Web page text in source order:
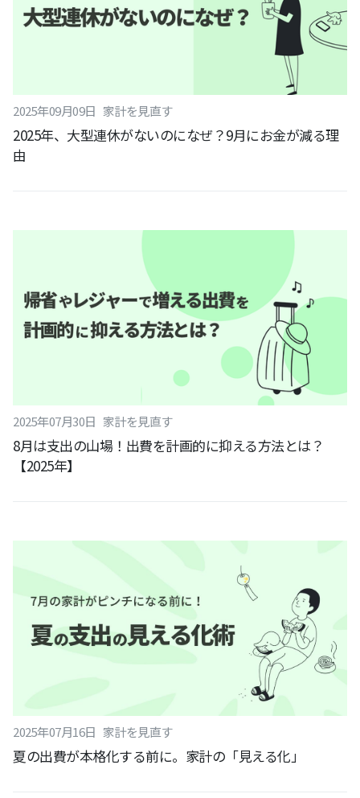
2025年09月09日 家計を見直す
2025年、大型連休がないのになぜ？9月にお金が減る理
由
2025年07月30日 家計を見直す
8月は支出の山場！出費を計画的に抑える方法とは？
【2025年】
2025年07月16日 家計を見直す
夏の出費が本格化する前に。家計の「見える化」